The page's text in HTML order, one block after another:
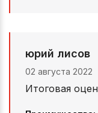
юрий лисов
02 августа 2022
Итоговая